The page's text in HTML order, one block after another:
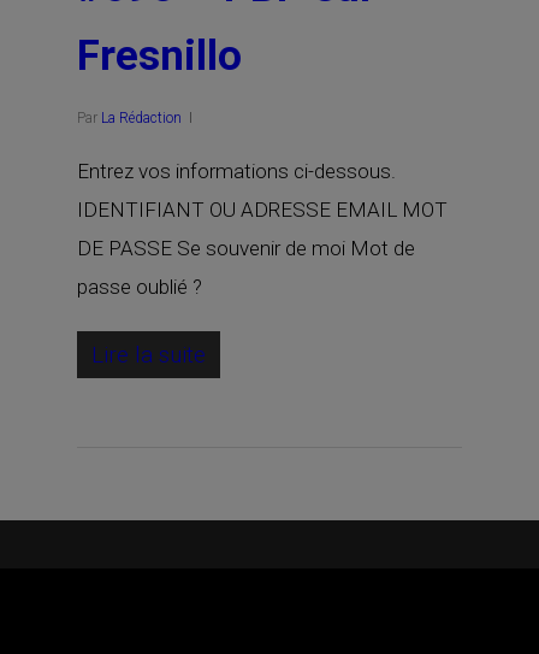
Fresnillo
Par La Rédaction
Entrez vos informations ci-dessous.
IDENTIFIANT OU ADRESSE EMAIL MOT
DE PASSE Se souvenir de moi Mot de
passe oublié ?
Lire la suite